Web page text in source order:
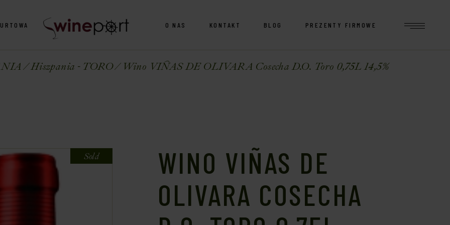
O NAS KONTAKT BLOG PREZENTY FIRMOWE
Hiszpania - TORO Wino VIÑAS DE OLIVARA Cosecha D.O. Toro 0,75L 14,5%
Sold
WINO VIÑAS DE
OLIVARA COSECHA